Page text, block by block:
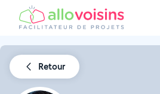
Retour